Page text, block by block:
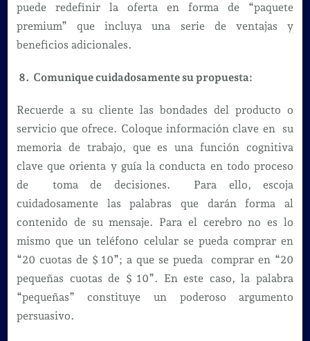
puede redefinir la oferta en forma de “paquete
premium” que incluya una serie de ventajas y
beneficios adicionales.
8. Comunique cuidadosamente su propuesta:
Recuerde a su cliente las bondades del producto o
servicio que ofrece. Coloque información clave en su
memoria de trabajo, que es una función cognitiva
clave que orienta y guía la conducta en todo proceso
de toma de decisiones. Para ello, escoja
cuidadosamente las palabras que darán forma al
contenido de su mensaje. Para el cerebro no es lo
mismo que un teléfono celular se pueda comprar en
“20 cuotas de $ 10”; a que se pueda comprar en “20
pequeñas cuotas de $ 10”. En este caso, la palabra
“pequeñas” constituye un poderoso argumento
persuasivo.